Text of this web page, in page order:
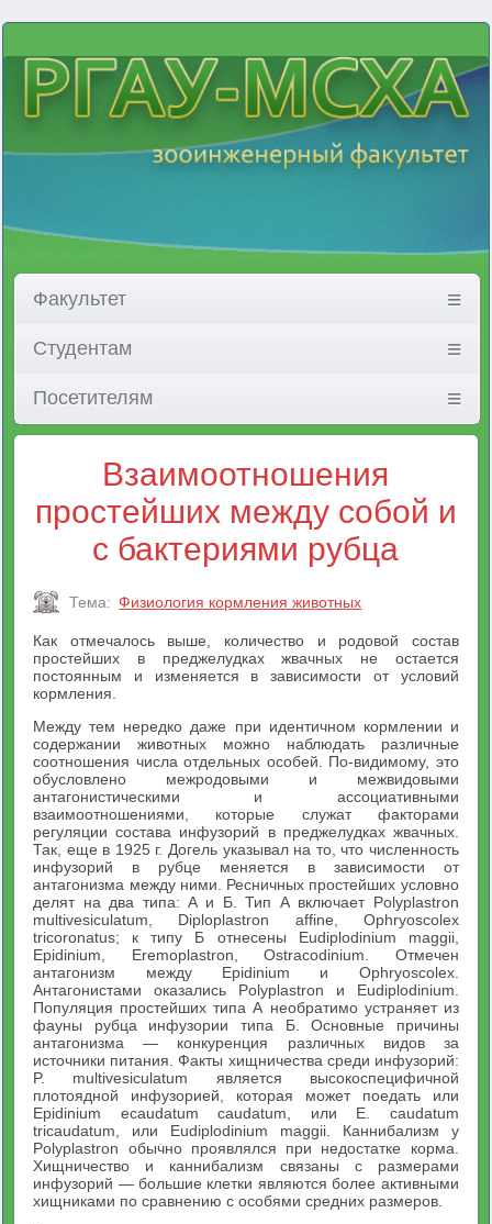
Факультет
Студентам
Посетителям
Взаимоотношения
простейших между собой и
с бактериями рубца
Тема: Физиология кормления животных
Как отмечалось выше, количество и родовой состав
простейших в преджелудках жвачных не остается
постоянным и изменяется в зависимости от условий
кормления.
Между тем нередко даже при идентичном кормлении и
содержании животных можно наблюдать различные
соотношения числа отдельных особей. По-видимому, это
обусловлено межродовыми и межвидовыми
антагонистическими и ассоциативными
взаимоотношениями, которые служат факторами
регуляции состава инфузорий в преджелудках жвачных.
Так, еще в 1925 г. Догель указывал на то, что численность
инфузорий в рубце меняется в зависимости от
антагонизма между ними. Ресничных простейших условно
делят на два типа: А и Б. Тип А включает Polyplastron
multivesiculatum, Diploplastron affine, Ophryoscolex
tricoronatus; к типу Б отнесены Eudiplodinium maggii,
Epidinium, Eremoplastron, Ostracodinium. Отмечен
антагонизм между Epidinium и Ophryoscolex.
Антагонистами оказались Polyplastron и Eudiplodinium.
Популяция простейших типа А необратимо устраняет из
фауны рубца инфузории типа Б. Основные причины
антагонизма — конкуренция различных видов за
источники питания. Факты хищничества среди инфузорий:
P. multivesiculatum является высокоспецифичной
плотоядной инфузорией, которая может поедать или
Epidinium ecaudatum caudatum, или Е. caudatum
tricaudatum, или Eudiplodinium maggii. Каннибализм у
Polyplastron обычно проявлялся при недостатке корма.
Хищничество и каннибализм связаны с размерами
инфузорий — большие клетки являются более активными
хищниками по сравнению с особями средних размеров.